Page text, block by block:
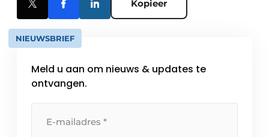
Kopieer
NIEUWSBRIEF
Meld u aan om nieuws & updates te
ontvangen.